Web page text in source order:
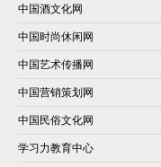
中国酒文化网
中国时尚休闲网
中国艺术传播网
中国营销策划网
中国民俗文化网
学习力教育中心